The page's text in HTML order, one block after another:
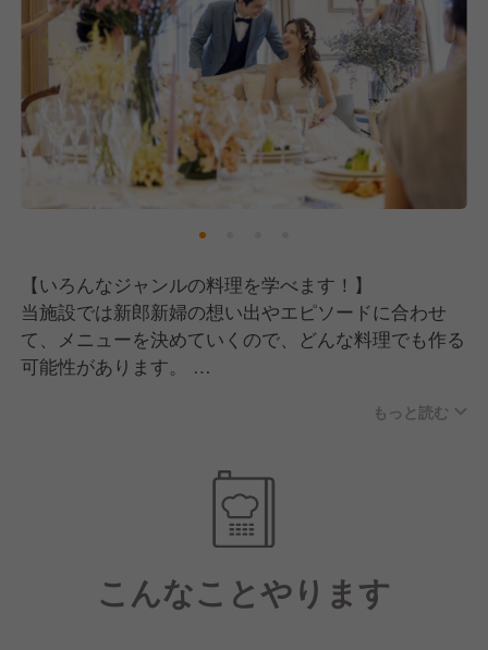
【求める人物像】
技術も大事ですが、私たちが何よりも大切にしている
のは、あなたの「人柄」です！
◾️清潔感のある方
ブライダル業界では清潔感は必須です。
お客様の大切な一日に関わる仕事として、身だしなみ
を整えて働ける方を求めています。
◾️仕事に対して素直に、真摯に向き合える方
新しいことを学ぶ姿勢や、先輩からのアドバイスを素
直に受け入れ、成長していこうという意欲のある方を
歓迎します。
中途の方は、今までの仕事に対してどう向き合ってき
たか？新卒の方は、これからの仕事に対してどう向き
◾️チームワーク・協調性を大切にできる方
完全オーダーメイドのウエディングには、スタッフ全
お互いを支え合い、協力して最高の一日を創り上げる
【いろんなジャンルの料理を学べます！】
当施設では新郎新婦の想い出やエピソードに合わせ
て、メニューを決めていくので、どんな料理でも作る
可能性があります。
また、既製品は極力使わず手作りを大事にしているの
で、素材の扱い方から盛り付けまで、一から丁寧に学
そして先輩スタッフが家族のように温かく指導してく
れるので、安心して成長していけます。
もっと読む
こんなことやります